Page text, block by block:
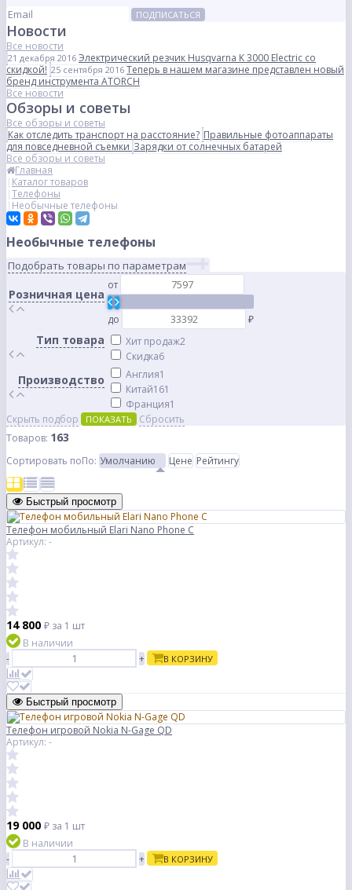
ПОДПИСАТЬСЯ
Новости
Все новости
21 декабря 2016 Электрический резчик Husqvarna K 3000 Electric со
скидкой! 25 сентября 2016 Теперь в нашем магазине представлен новый
бренд инструмента ATORCH
Все новости
Обзоры и советы
Все обзоры и советы
Как отследить транспорт на расстояние? Правильные фотоаппараты
для повседневной съемкиЗарядки от солнечных батарей
Все обзоры и советы
Главная
Каталог товаров
Телефоны
Необычные телефоны
Необычные телефоны
Подобрать товары по параметрам
Розничная цена
от
до ₽
Тип товара Хит продаж2
Скидка6
Производство Англия1
Китай161
Франция1
Скрыть подбор
ПОКАЗАТЬ
Сбросить
Товаров: 163
Сортировать поПо: Умолчанию Цене Рейтингу
Быстрый просмотр
Телефон мобильный Elari Nano Phone C
Артикул: -
14 800 ₽ за 1 шт
В наличии
-
+ В КОРЗИНУ
Быстрый просмотр
Телефон игровой Nokia N-Gage QD
Артикул: -
19 000 ₽ за 1 шт
В наличии
-
+ В КОРЗИНУ